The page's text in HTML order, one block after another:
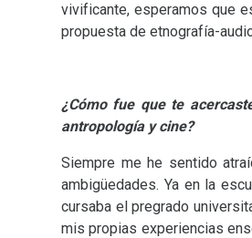
vivificante, esperamos que
propuesta de etnografía-
¿Cómo fue que te
antropología y cine?
Siempre me he sentido
ambigüedades. Ya en la
cursaba el pregrado
mis propias experiencias